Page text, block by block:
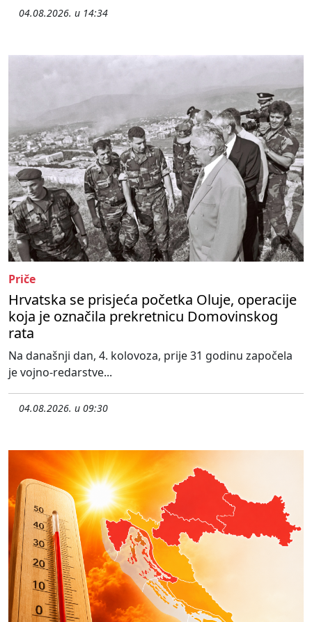
04.08.2026. u 14:34
Priče
Hrvatska se prisjeća početka Oluje, operacije
koja je označila prekretnicu Domovinskog
rata
Na današnji dan, 4. kolovoza, prije 31 godinu započela
je vojno-redarstve...
04.08.2026. u 09:30